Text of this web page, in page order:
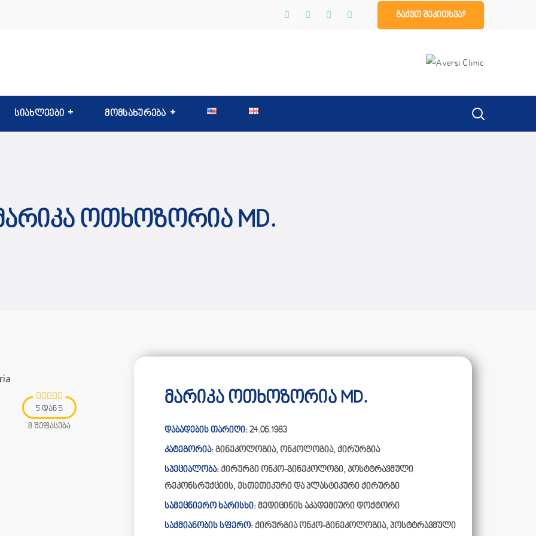
გაქვთ შეკითხვა?
სიახლეები მომსახურება
Ოთხოზორია MD.
5 დან 5
8 შეფასება
მარიკა ოთხოზორია MD.
დაბადების თარიღი: 24.06.1983
კატეგორია: გინეკოლოგია, ონკოლოგია, ქირურგია
სპეციალობა: ქირურგი ონკო-გინეკოლოგი, პოსტტრავმული
რეკონსრუქციის, ესთეთიკური და პლასტიკური ქირურგი
სამეცნიერო ხარისხი: მედიცინის აკადემიური დოქტორი
საქმიანობის სფერო: ქირურგია ონკო-გინეკოლოგია, პოსტტრავმული